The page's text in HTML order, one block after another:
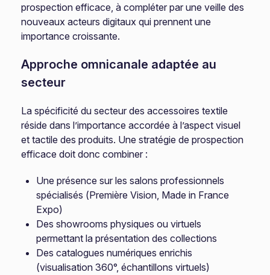
prospection efficace, à compléter par une veille des
nouveaux acteurs digitaux qui prennent une
importance croissante.
Approche omnicanale adaptée au
secteur
La spécificité du secteur des accessoires textile
réside dans l’importance accordée à l’aspect visuel
et tactile des produits. Une stratégie de prospection
efficace doit donc combiner :
Une présence sur les salons professionnels
spécialisés (Première Vision, Made in France
Expo)
Des showrooms physiques ou virtuels
permettant la présentation des collections
Des catalogues numériques enrichis
(visualisation 360°, échantillons virtuels)